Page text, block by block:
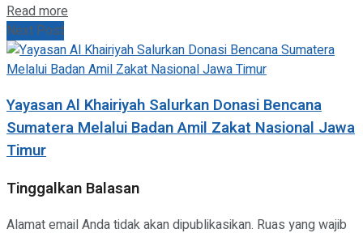
Read more
Next Post
Yayasan Al Khairiyah Salurkan Donasi Bencana
Sumatera Melalui Badan Amil Zakat Nasional Jawa
Timur
Tinggalkan Balasan
Alamat email Anda tidak akan dipublikasikan. Ruas yang wajib